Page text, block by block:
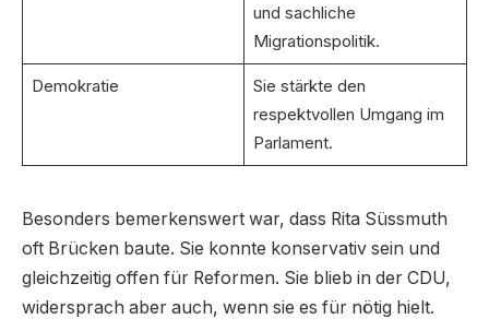
und sachliche
Migrationspolitik.
Demokratie
Sie stärkte den
respektvollen Umgang im
Parlament.
Besonders bemerkenswert war, dass Rita Süssmuth
oft Brücken baute. Sie konnte konservativ sein und
gleichzeitig offen für Reformen. Sie blieb in der CDU,
widersprach aber auch, wenn sie es für nötig hielt.